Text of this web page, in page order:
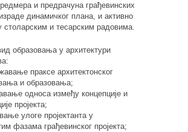
и предрачуна грађевинских
динамичког плана, и активно
столарским и тесарским радовима.
образовања у архитектури
праксе архитектонског
и образовања;
односа између концепције и
пројекта;
улоге пројектанта у
фазама грађевинског пројекта;